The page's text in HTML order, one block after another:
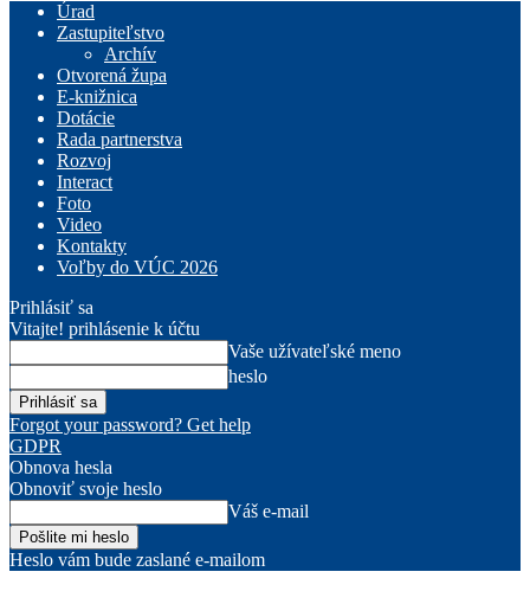
Úrad
Zastupiteľstvo
Archív
Otvorená župa
E-knižnica
Dotácie
Rada partnerstva
Rozvoj
Interact
Foto
Video
Kontakty
Voľby do VÚC 2026
Prihlásiť sa
Vitajte! prihlásenie k účtu
Vaše užívateľské meno
heslo
Forgot your password? Get help
GDPR
Obnova hesla
Obnoviť svoje heslo
Váš e-mail
Heslo vám bude zaslané e-mailom